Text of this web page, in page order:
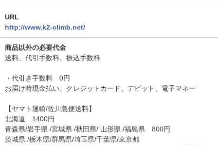
URL
http://www.k2-climb.net/
商品以外の必要代金
送料、代引手数料、振込手数料
・代引き手数料 0円
お届け時現金払い、クレジットカード、デビット、電子マネー
【ヤマト運輸/佐川急便送料】
北海道 1400円
青森県/岩手県 /宮城県 /秋田県/ 山形県 /福島県 800円
茨城県 /栃木県/群馬県/埼玉県/千葉県/東京都